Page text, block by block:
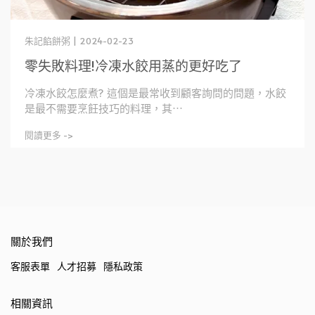
零失敗料理!冷凍水餃用蒸的更好吃了
朱記餡餅粥 | 2024-02-23
冷凍水餃怎麼煮? 這個是最常收到顧客詢問的問題，水餃
是最不需要烹飪技巧的料理，其⋯
閱讀更多 ->
關於我們
客服表單 人才招募 隱私政策
相關資訊